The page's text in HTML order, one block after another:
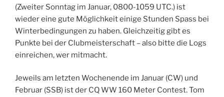
(Zweiter Sonntag im Januar, 0800-1059 UTC.) ist
wieder eine gute Möglichkeit einige Stunden Spass bei
Winterbedingungen zu haben. Gleichzeitig gibt es
Punkte bei der Clubmeisterschaft – also bitte die Logs
einreichen, wer mitmacht.
Jeweils am letzten Wochenende im Januar (CW) und
Februar (SSB) ist der CQ WW 160 Meter Contest. Tom